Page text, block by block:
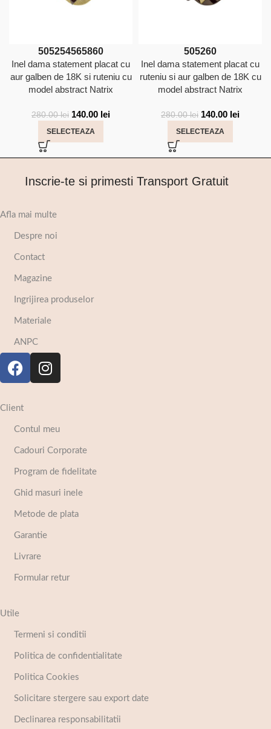
505254565860
Inel dama statement placat cu
aur galben de 18K si ruteniu cu
model abstract Natrix
280.00lei 140.00 lei
SELECTEAZA
505260
Inel dama statement placat cu
ruteniu si aur galben de 18K cu
model abstract Natrix
280.00lei 140.00 lei
SELECTEAZA
Inscrie-te si primesti Transport Gratuit
Afla mai multe
Despre noi
Contact
Magazine
Ingrijirea produselor
Materiale
ANPC
Client
Contul meu
Cadouri Corporate
Program de fidelitate
Ghid masuri inele
Metode de plata
Garantie
Livrare
Formular retur
Utile
Termeni si conditii
Politica de confidentialitate
Politica Cookies
Solicitare stergere sau export date
Declinarea responsabilitatii